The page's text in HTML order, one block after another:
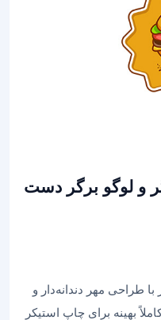
و لوگو برگر دست
با طراحی مهر دندانه‌دار و
بهینه برای چاپ استیکر